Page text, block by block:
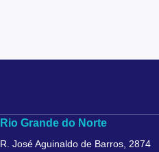
Rio Grande do Norte
R. José Aguinaldo de Barros, 2874